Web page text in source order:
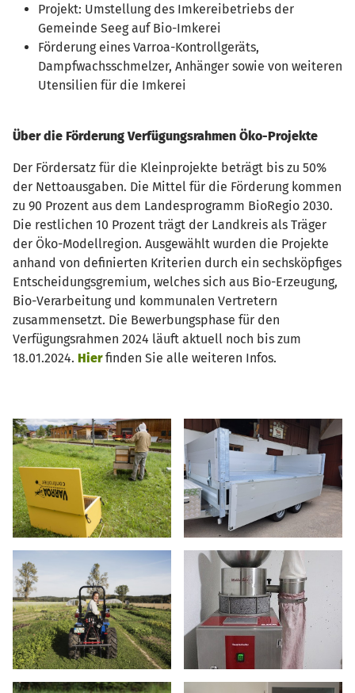
Projekt: Umstellung des Imkereibetriebs der
Gemeinde Seeg auf Bio-Imkerei
Förderung eines Varroa-Kontrollgeräts,
Dampfwachsschmelzer, Anhänger sowie von weiteren
Utensilien für die Imkerei
Über die Förderung Verfügungsrahmen Öko-Projekte
Der Fördersatz für die Kleinprojekte beträgt bis zu 50%
der Nettoausgaben. Die Mittel für die Förderung kommen
zu 90 Prozent aus dem Landesprogramm BioRegio 2030.
Die restlichen 10 Prozent trägt der Landkreis als Träger
der Öko-Modellregion. Ausgewählt wurden die Projekte
anhand von definierten Kriterien durch ein sechsköpfiges
Entscheidungsgremium, welches sich aus Bio-Erzeugung,
Bio-Verarbeitung und kommunalen Vertretern
zusammensetzt. Die Bewerbungsphase für den
Verfügungsrahmen 2024 läuft aktuell noch bis zum
18.01.2024. Hierfinden Sie alle weiteren Infos.